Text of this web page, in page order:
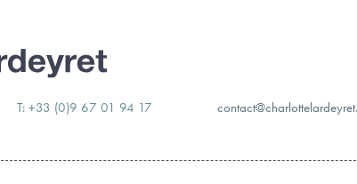
T: +33 (0)9 67 01 94 17